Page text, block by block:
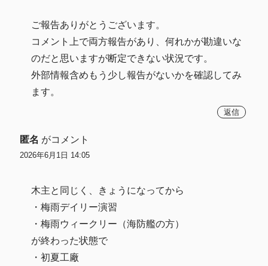
ご報告ありがとうございます。
コメント上で両方報告があり、何れかが勘違いな
のだと思いますが断定できない状況です。
外部情報含めもう少し報告がないかを確認してみ
ます。
返信
匿名 がコメント
2026年6月1日 14:05
木主と同じく、きょうになってから
・梅雨デイリー演習
・梅雨ウィークリー（海防艦の方）
が終わった状態で
・初夏工廠